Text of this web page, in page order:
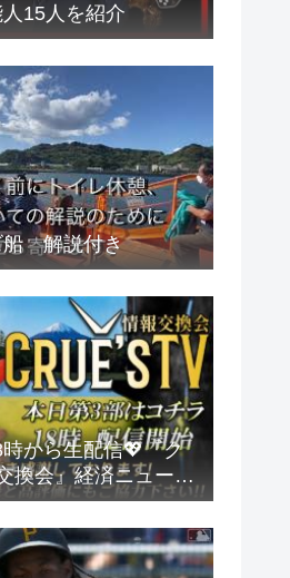
15人を紹介
船 解説付き
から生配信💖『ク
換会』経済ニュース
NISA 投資信託 仮想
ン 不動産投資 為替
ラクディナール